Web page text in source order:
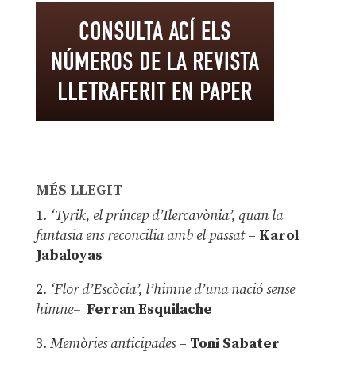
MÉS LLEGIT
1. ‘Tyrik, el príncep d’Ilercavònia’, quan la
fantasia ens reconcilia amb el passat– Karol
Jabaloyas
2. ‘Flor d’Escòcia’, l’himne d’una nació sense
himne– Ferran Esquilache
3. Memòries anticipades– Toni Sabater